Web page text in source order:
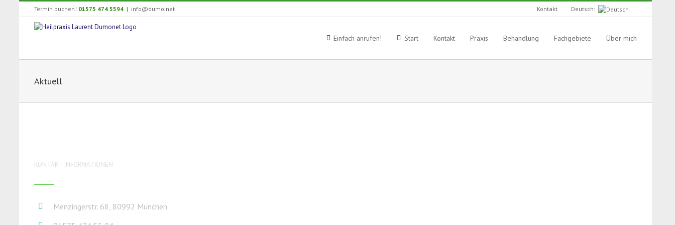
Termin buchen! 01575 474 5594 | info@dumo.net Kontakt Deutsch:
Einfach anrufen! Start Kontakt Praxis Behandlung Fachgebiete Über mich
Aktuell
KONTAKT INFORMATIONEN
Menzingerstr. 68, 80992 München